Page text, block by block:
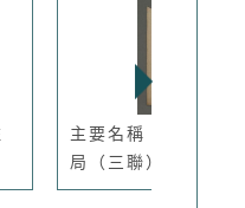
主要名稱：百川西藥
局（三聯）...